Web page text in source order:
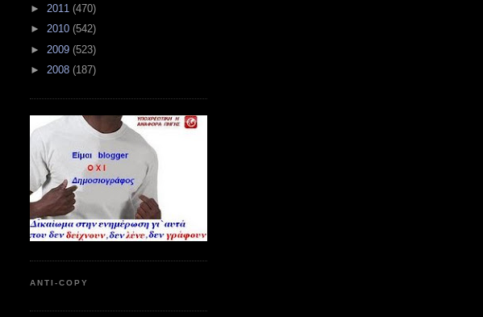
► 2011 (470)
► 2010 (542)
► 2009 (523)
► 2008 (187)
ANTI-COPY